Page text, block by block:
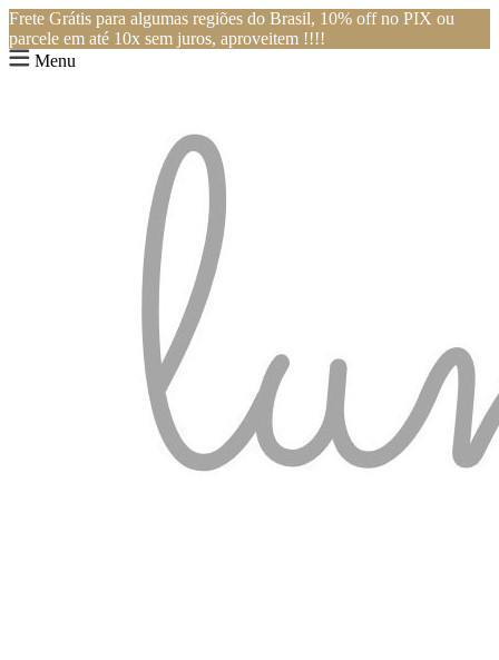
Frete Grátis para algumas regiões do Brasil, 10% off no PIX ou
parcele em até 10x sem juros, aproveitem !!!!
Menu